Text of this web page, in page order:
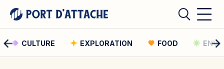
CULTURE EXPLORATION FOOD